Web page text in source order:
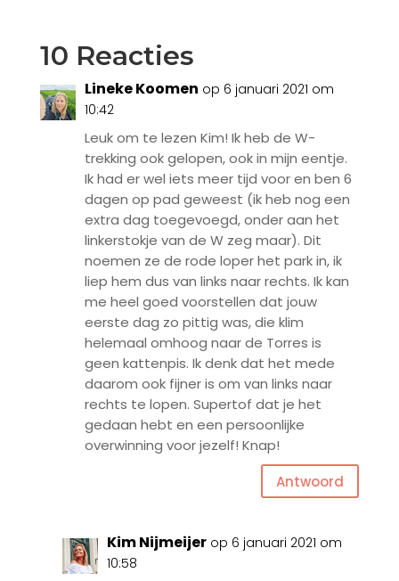
10 Reacties
Lineke Koomen op 6 januari 2021 om
10:42
Leuk om te lezen Kim! Ik heb de W-
trekking ook gelopen, ook in mijn eentje.
Ik had er wel iets meer tijd voor en ben 6
dagen op pad geweest (ik heb nog een
extra dag toegevoegd, onder aan het
linkerstokje van de W zeg maar). Dit
noemen ze de rode loper het park in, ik
liep hem dus van links naar rechts. Ik kan
me heel goed voorstellen dat jouw
eerste dag zo pittig was, die klim
helemaal omhoog naar de Torres is
geen kattenpis. Ik denk dat het mede
daarom ook fijner is om van links naar
rechts te lopen. Supertof dat je het
gedaan hebt en een persoonlijke
overwinning voor jezelf! Knap!
Antwoord
Kim Nijmeijer op 6 januari 2021 om
10:58